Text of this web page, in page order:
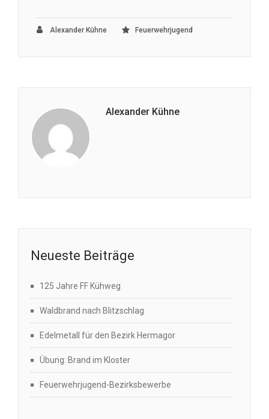
Alexander Kühne Feuerwehrjugend
Alexander Kühne
Neueste Beiträge
125 Jahre FF Kühweg
Waldbrand nach Blitzschlag
Edelmetall für den Bezirk Hermagor
Übung: Brand im Kloster
Feuerwehrjugend-Bezirksbewerbe